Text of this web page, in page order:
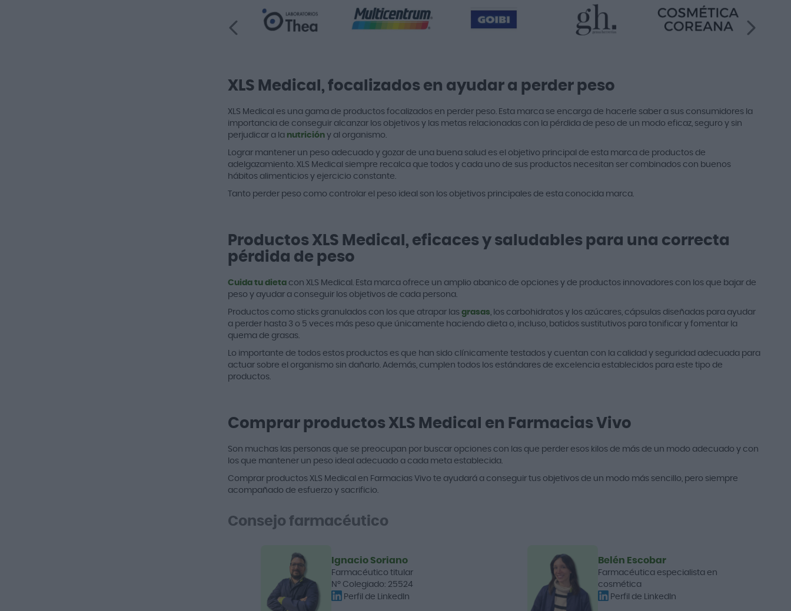
XLS Medical, focalizados en ayudar a perder peso
XLS Medical es una gama de productos focalizados en perder peso. Esta marca se encarga de hacerle saber a sus consumidores la
importancia de conseguir alcanzar los objetivos y las metas relacionadas con la pérdida de peso de un modo eficaz, seguro y sin
perjudicar a la nutricióny al organismo.
Lograr mantener un peso adecuado y gozar de una buena salud es el objetivo principal de esta marca de productos de
adelgazamiento. XLS Medical siempre recalca que todos y cada uno de sus productos necesitan ser combinados con buenos
hábitos alimenticios y ejercicio constante.
Tanto perder peso como controlar el peso ideal son los objetivos principales de esta conocida marca.
Productos XLS Medical, eficaces y saludables para una correcta
pérdida de peso
Cuida tu dietacon XLS Medical. Esta marca ofrece un amplio abanico de opciones y de productos innovadores con los que bajar de
peso y ayudar a conseguir los objetivos de cada persona.
Productos como sticks granulados con los que atrapar las grasas, los carbohidratos y los azúcares, cápsulas diseñadas para ayudar
a perder hasta 3 o 5 veces más peso que únicamente haciendo dieta o, incluso, batidos sustitutivos para tonificar y fomentar la
quema de grasas.
Lo importante de todos estos productos es que han sido clínicamente testados y cuentan con la calidad y seguridad adecuada para
actuar sobre el organismo sin dañarlo. Además, cumplen todos los estándares de excelencia establecidos para este tipo de
productos.
Comprar productos XLS Medical en Farmacias Vivo
Son muchas las personas que se preocupan por buscar opciones con las que perder esos kilos de más de un modo adecuado y con
los que mantener un peso ideal adecuado a cada meta establecida.
Comprar productos XLS Medical en Farmacias Vivo te ayudará a conseguir tus objetivos de un modo más sencillo, pero siempre
acompañado de esfuerzo y sacrificio.
Consejo farmacéutico
Ignacio Soriano
Farmacéutico titular
Nº Colegiado: 25524
Perfil de LinkedIn
Belén Escobar
Farmacéutica especialista en
cosmética
Perfil de LinkedIn